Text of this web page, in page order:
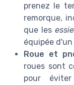
prenez le
remorque,
que les
équipée
Roue et
roues sont
pour